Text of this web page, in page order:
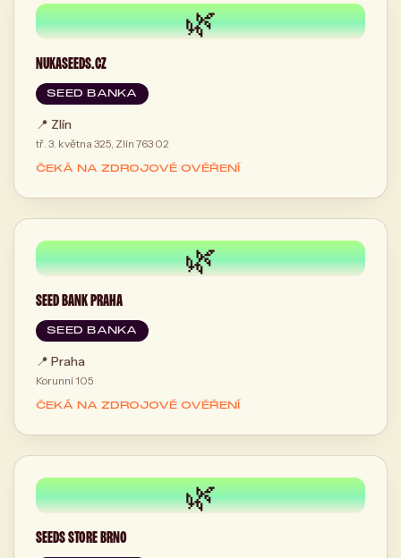
🌿
NUKASEEDS.CZ
SEED BANKA
📍 Zlín
tř. 3. května 325, Zlín 763 02
ČEKÁ NA ZDROJOVÉ OVĚŘENÍ
🌿
SEED BANK PRAHA
SEED BANKA
📍 Praha
Korunní 105
ČEKÁ NA ZDROJOVÉ OVĚŘENÍ
🌿
SEEDS STORE BRNO